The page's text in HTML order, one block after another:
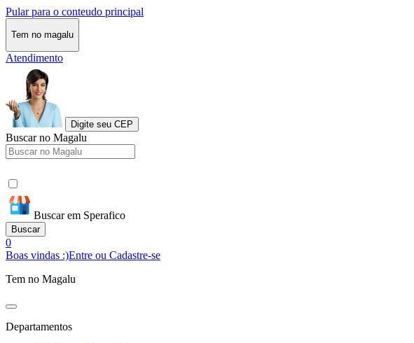
Pular para o conteudo principal
Tem no magalu
Atendimento
Digite seu CEP
Buscar no Magalu
Buscar em Sperafico
Buscar
0
Boas vindas :)Entre ou Cadastre-se
Tem no Magalu
Departamentos